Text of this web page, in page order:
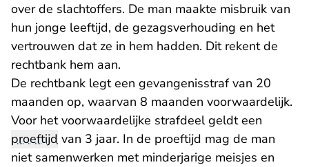
over de slachtoffers. De man maakte misbruik van
hun jonge leeftijd, de gezagsverhouding en het
vertrouwen dat ze in hem hadden. Dit rekent de
rechtbank hem aan.
De rechtbank legt een gevangenisstraf van 20
maanden op, waarvan 8 maanden voorwaardelijk.
Voor het voorwaardelijke strafdeel geldt een
proeftijd van 3 jaar. In de proeftijd mag de man
niet samenwerken met minderjarige meisjes en